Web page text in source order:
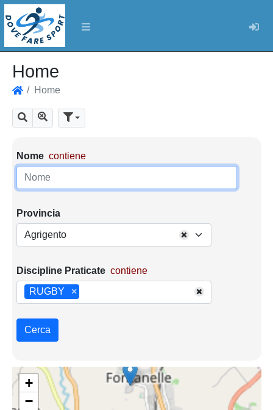
Home
Home
Cerca Mostra tutti i risultati
Parametri di ricerca
Nome contiene
Provincia
Agrigento
Discipline Praticate contiene
×
RUGBY
Cerca
+
−